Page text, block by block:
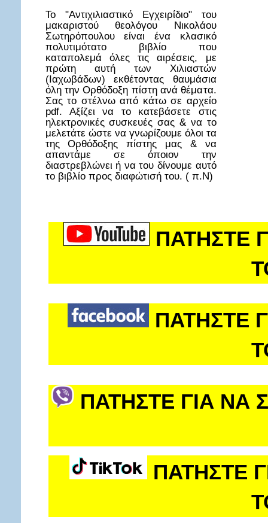
Το "Αντιχιλιαστικό Εγχειρίδιο" του
μακαριστού θεολόγου Νικολάου
Σωτηρόπουλου είναι ένα κλασικό
πολυτιμότατο βιβλίο που
καταπολεμά όλες τις αιρέσεις, με
πρώτη αυτή των Χιλιαστών
(Ιαχωβάδων) εκθέτοντας θαυμάσια
όλη την Ορθόδοξη πίστη ανά θέματα.
Σας το στέλνω από κάτω σε αρχείο
pdf. Αξίζει να το κατεβάσετε στις
ηλεκτρονικές συσκευές σας & να το
μελετάτε ώστε να γνωρίζουμε όλοι τα
της Ορθόδοξης πίστης μας & να
απαντάμε σε όποιον την
διαστρεβλώνει ή να του δίνουμε αυτό
το βιβλίο προς διαφώτισή του. ( π.Ν)
ΠΑΤΗΣΤΕ
ΠΑΤΗΣΤΕ
ΠΑΤΗΣΤΕ ΓΙΑ ΝΑ
ΠΑΤΗΣΤΕ